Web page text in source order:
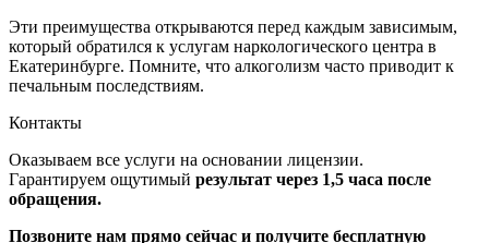
Эти преимущества открываются перед каждым зависимым,
который обратился к услугам наркологического центра в
Екатеринбурге. Помните, что алкоголизм часто приводит к
печальным последствиям.
Контакты
Оказываем все услуги на основании лицензии.
Гарантируем ощутимый результат через 1,5 часа после
обращения.
Позвоните нам прямо сейчас и получите бесплатную